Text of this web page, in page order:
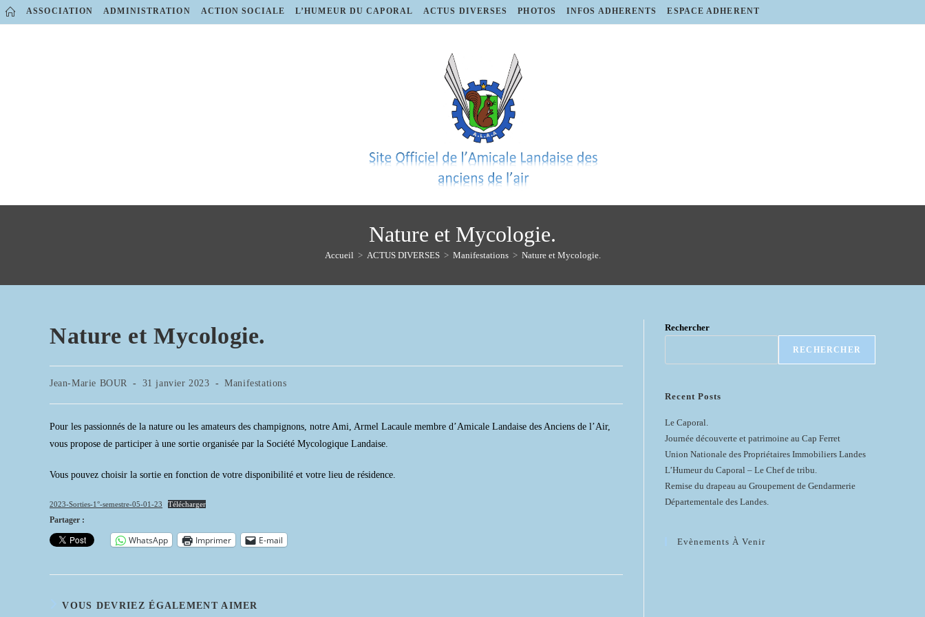
Skip
to
ASSOCIATION ADMINISTRATION ACTION SOCIALE L’HUMEUR DU CAPORAL ACTUS DIVERSES PHOTOS INFOS ADHERENTS ESPACE ADHERENT
Nature et Mycologie.
Accueil > ACTUS DIVERSES > Manifestations > Nature et Mycologie.
Nature et Mycologie.
Auteur/autrice
publication :
Jean-Marie BOUR
Publication
31 janvier 2023
Post
Manifestations
Pour les passionnés de la nature ou les amateurs des champignons, notre Ami, Armel Lacaule membre d’Amicale Landaise des Anciens de l’Air,
vous propose de participer à une sortie organisée par la Société Mycologique Landaise.
Vous pouvez choisir la sortie en fonction de votre disponibilité et votre lieu de résidence.
2023-Sorties-1°-semestre-05-01-23 Télécharger
Partager :
WhatsApp Imprimer E-mail
VOUS DEVRIEZ ÉGALEMENT AIMER
Rechercher
RECHERCHER
Recent Posts
Le Caporal.
Journée découverte et patrimoine au Cap Ferret
Union Nationale des Propriétaires Immobiliers Landes
L’Humeur du Caporal – Le Chef de tribu.
Remise du drapeau au Groupement de Gendarmerie
Départementale des Landes.
Evènements À Venir